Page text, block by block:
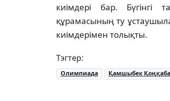
киімдері бар. Бүгінгі
құрамасының ту
киімдерімен толықты.
Тэгтер:
Олимпиада Қамшыбек